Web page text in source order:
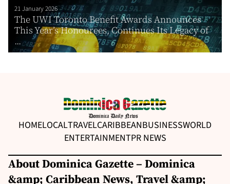
21 January 2026
The UWI Toronto Benefit Awards Announces
This Year’s Honourees, Continues Its Legacy of
...
HOMELOCALTRAVELCARIBBEANBUSINESSWORLD
ENTERTAINMENTPR NEWS
About Dominica Gazette – Dominica
&amp; Caribbean News, Travel &amp;